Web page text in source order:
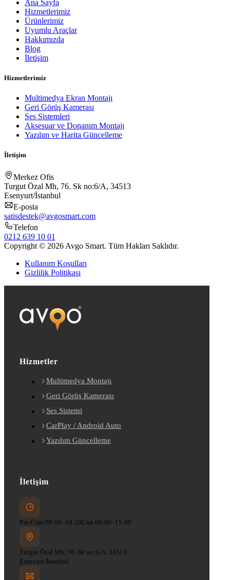
Ana Sayfa
Hizmetlerimiz
Ürünlerimiz
Uyumlu Araçlar
Hakkımızda
Blog
İletişim
Hizmetlerimiz
Multimedya Ekran Montajı
Geri Görüş Kamerası
Ses Sistemleri
Aksesuar ve Donanım Montajı
Yazılım ve Harita Güncelleme
İletişim
Merkez Ofis
Turgut Özal Mh, 76. Sk no:6/A, 34513
Esenyurt/İstanbul
E-posta
satisdestek@avgosmart.com
Telefon
0212 639 10 01
Copyright © 2026 Avgo Smart. Tüm Hakları Saklıdır.
Kullanım Koşulları
Gizlilik Politikası
Hizmetler
Multimedya Montajı
Geri Görüş Kamerası
Ses Sistemi
CarPlay / Android Auto
Yazılım Güncelleme
İletişim
Pzt-Cum 09:00–18:30Cmt 09:00–15:00
Turgut Özal Mh, 76. Sk no:6/A, 34513
Esenyurt/İstanbul